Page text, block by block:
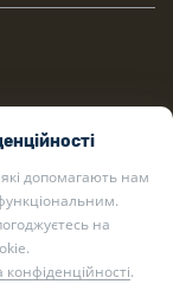
допомагають нам
на
конфіденційності.